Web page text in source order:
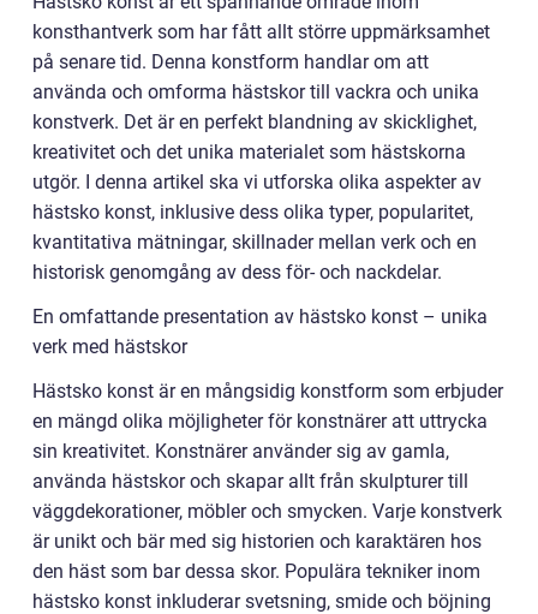
konsthantverk som har fått allt större uppmärksamhet
på senare tid. Denna konstform handlar om att
använda och omforma hästskor till vackra och unika
konstverk. Det är en perfekt blandning av skicklighet,
kreativitet och det unika materialet som hästskorna
utgör. I denna artikel ska vi utforska olika aspekter av
hästsko konst, inklusive dess olika typer, popularitet,
kvantitativa mätningar, skillnader mellan verk och en
historisk genomgång av dess för- och nackdelar.
En omfattande presentation av hästsko konst – unika
verk med hästskor
Hästsko konst är en mångsidig konstform som erbjuder
en mängd olika möjligheter för konstnärer att uttrycka
sin kreativitet. Konstnärer använder sig av gamla,
använda hästskor och skapar allt från skulpturer till
väggdekorationer, möbler och smycken. Varje konstverk
är unikt och bär med sig historien och karaktären hos
den häst som bar dessa skor. Populära tekniker inom
hästsko konst inkluderar svetsning, smide och böjning